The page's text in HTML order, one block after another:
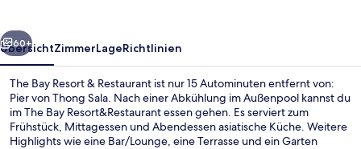
Weiter
60+
ÜbersichtZimmerLageRichtlinien
The Bay Resort & Restaurant ist nur 15 Autominuten entfernt von:
Pier von Thong Sala. Nach einer Abkühlung im Außenpool kannst du
im The Bay Resort&Restaurant essen gehen. Es serviert zum
Frühstück, Mittagessen und Abendessen asiatische Küche. Weitere
Highlights wie eine Bar/Lounge, eine Terrasse und ein Garten